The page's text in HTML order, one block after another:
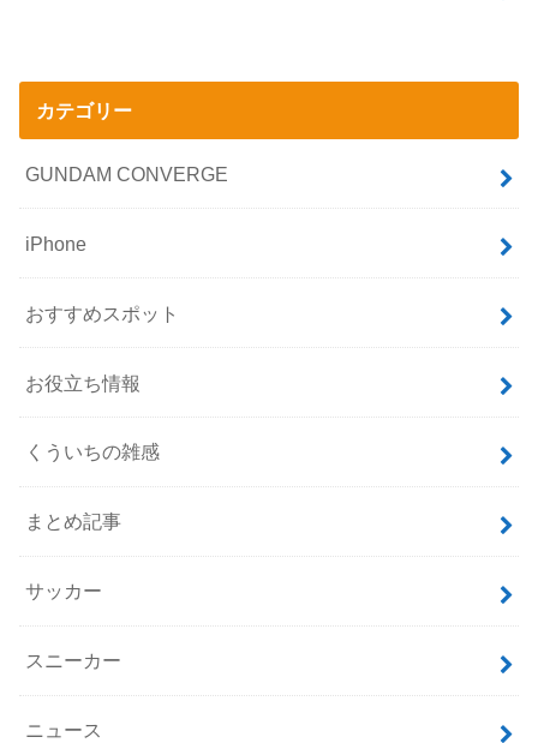
カテゴリー
GUNDAM CONVERGE
iPhone
おすすめスポット
お役立ち情報
くういちの雑感
まとめ記事
サッカー
スニーカー
ニュース